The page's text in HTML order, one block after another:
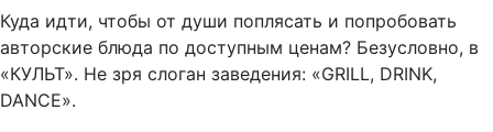
Куда идти, чтобы от души поплясать и попробовать
авторские блюда по доступным ценам? Безусловно, в
«КУЛЬТ». Не зря слоган заведения: «GRILL, DRINK,
DANCE».